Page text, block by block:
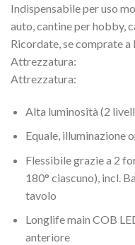
Indispensabile per uso
auto, cantine per hobby,
Ricordate, se comprate
Attrezzatura:
Attrezzatura:
Alta luminosità (2
Equale, illuminazione
Flessibile grazie a 2
180° ciascuno), incl.
tavolo
Longlife main COB
anteriore